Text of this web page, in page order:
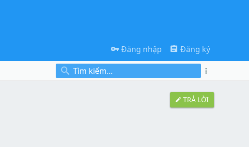
Đăng nhập Đăng ký
TRẢ LỜI